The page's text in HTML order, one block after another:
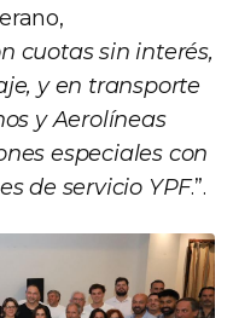
cuotas sin interés,
y en transporte
y Aerolíneas
especiales con
de servicio YPF.”.